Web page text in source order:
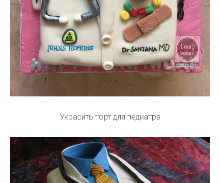
Украсить торт для педиатра